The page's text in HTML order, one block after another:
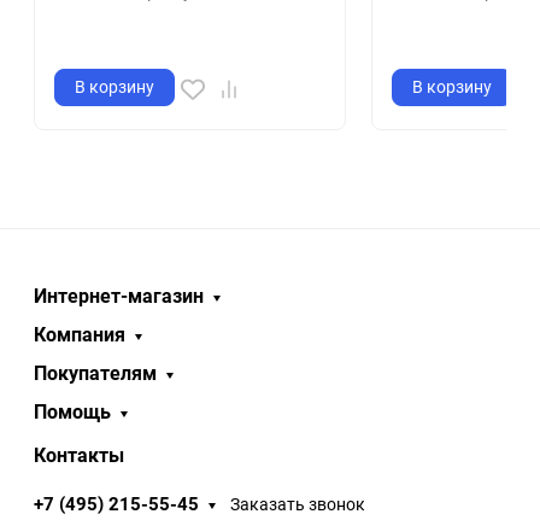
В корзину В корзину
Интернет-магазин
Компания
Покупателям
Помощь
Контакты
+7 (495) 215-55-45 Заказать звонок